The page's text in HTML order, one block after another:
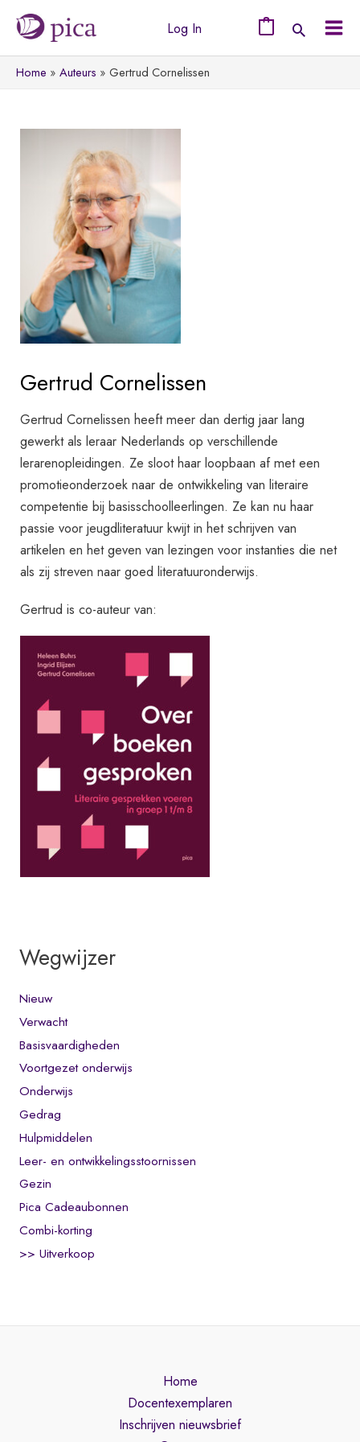
naar
de
inhoud
Log In
Home Auteurs Gertrud Cornelissen
Gertrud Cornelissen
Gertrud Cornelissen heeft meer dan dertig jaar lang
gewerkt als leraar Nederlands op verschillende
lerarenopleidingen. Ze sloot haar loopbaan af met een
promotieonderzoek naar de ontwikkeling van literaire
competentie bij basisschoolleerlingen. Ze kan nu haar
passie voor jeugdliteratuur kwijt in het schrijven van
artikelen en het geven van lezingen voor instanties die net
als zij streven naar goed literatuuronderwijs.
Gertrud is co-auteur van:
Wegwijzer
Nieuw
Verwacht
Basisvaardigheden
Voortgezet onderwijs
Onderwijs
Gedrag
Hulpmiddelen
Leer- en ontwikkelingsstoornissen
Gezin
Pica Cadeaubonnen
Combi-korting
>> Uitverkoop
Home
Docentexemplaren
Inschrijven nieuwsbrief